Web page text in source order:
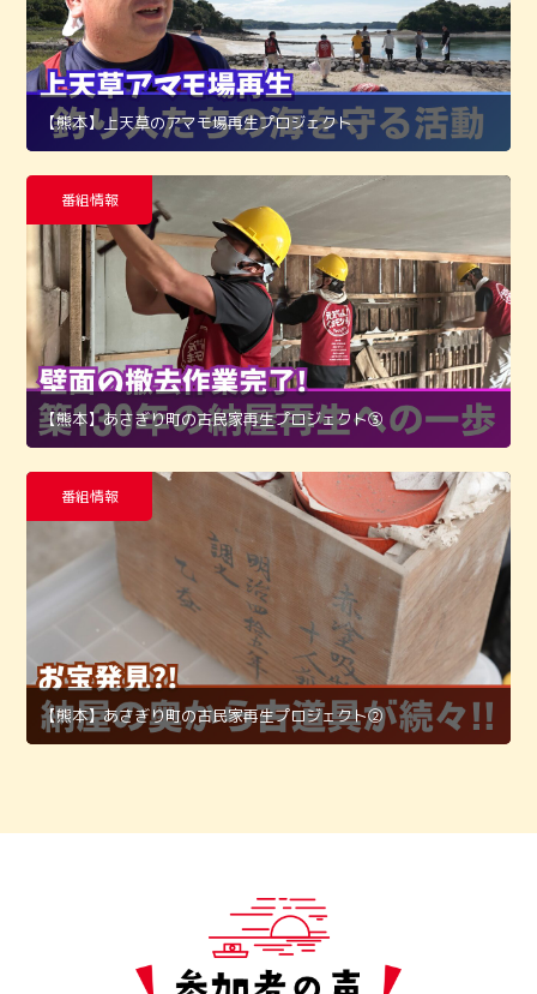
【熊本】上天草のアマモ場再生プロジェクト
番組情報
【熊本】あさぎり町の古民家再生プロジェクト➂
番組情報
【熊本】あさぎり町の古民家再生プロジェクト②